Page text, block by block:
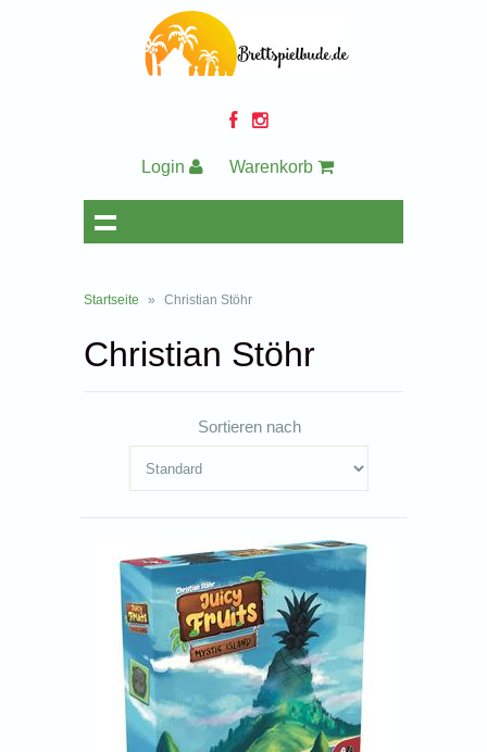
Login Warenkorb
Startseite » Christian Stöhr
Christian Stöhr
Sortieren nach